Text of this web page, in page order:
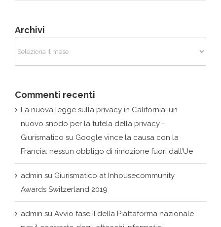
Francia: nessun obbligo di rimozione fuori dall’Ue
adminsuGiurismatico at Inhousecommunity
Awards Switzerland 2019
admin su Avvio fase II della Piattaforma nazionale
per il contrasto degli attacchi informatici